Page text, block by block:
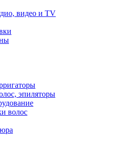
видео и TV
эпиляторы
волос